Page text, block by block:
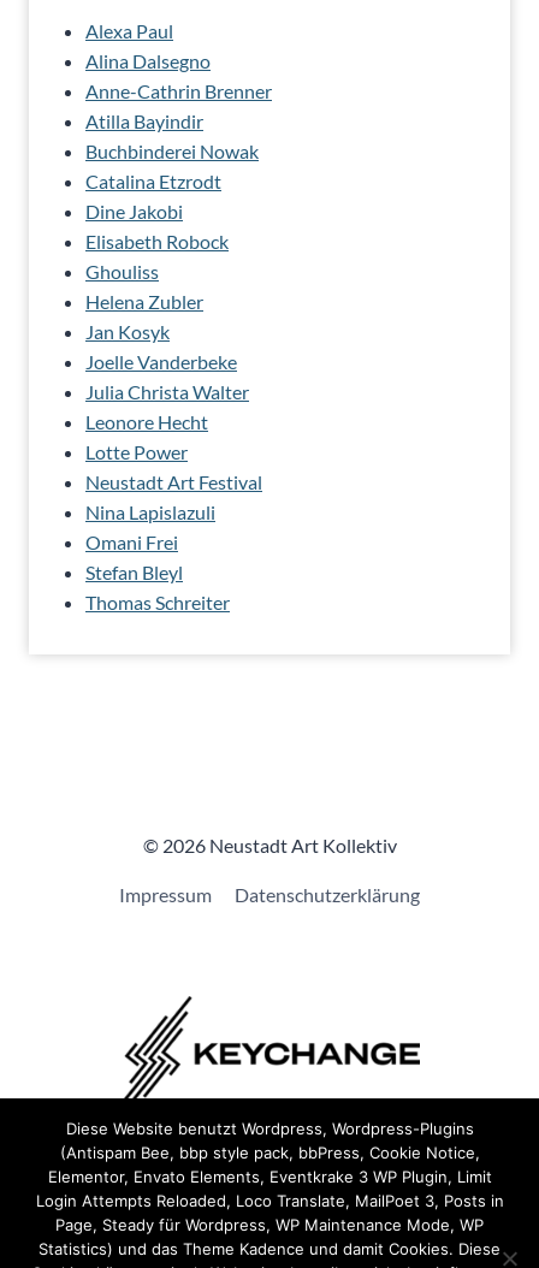
Alexa Paul
Alina Dalsegno
Anne-Cathrin Brenner
Atilla Bayindir
Buchbinderei Nowak
Catalina Etzrodt
Dine Jakobi
Elisabeth Robock
Ghouliss
Helena Zubler
Jan Kosyk
Joelle Vanderbeke
Julia Christa Walter
Leonore Hecht
Lotte Power
Neustadt Art Festival
Nina Lapislazuli
Omani Frei
Stefan Bleyl
Thomas Schreiter
© 2026 Neustadt Art Kollektiv
Impressum Datenschutzerklärung
Wir sind Teil vonKeychange und haben einePledge
unterzeichnet.
Diese Website benutzt Wordpress, Wordpress-Plugins
(Antispam Bee, bbp style pack, bbPress, Cookie Notice,
Elementor, Envato Elements, Eventkrake 3 WP Plugin, Limit
Login Attempts Reloaded, Loco Translate, MailPoet 3, Posts in
Page, Steady für Wordpress, WP Maintenance Mode, WP
Statistics) und das Theme Kadence und damit Cookies. Diese